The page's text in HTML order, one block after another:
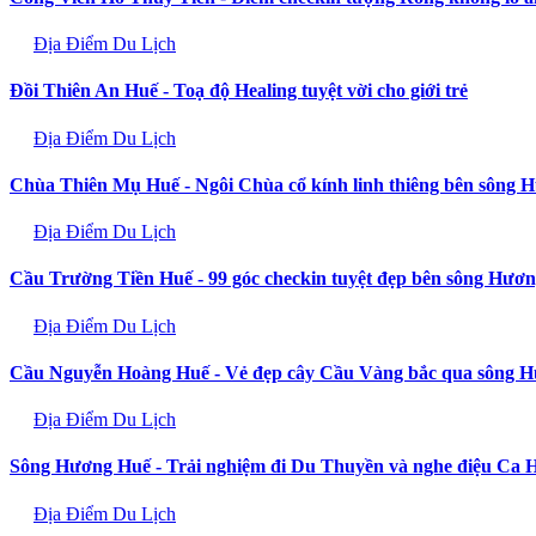
Địa Điểm Du Lịch
Đồi Thiên An Huế - Toạ độ Healing tuyệt vời cho giới trẻ
Địa Điểm Du Lịch
Chùa Thiên Mụ Huế - Ngôi Chùa cổ kính linh thiêng bên sông
Địa Điểm Du Lịch
Cầu Trường Tiền Huế - 99 góc checkin tuyệt đẹp bên sông
Địa Điểm Du Lịch
Cầu Nguyễn Hoàng Huế - Vẻ đẹp cây Cầu Vàng bắc qua sông
Địa Điểm Du Lịch
Sông Hương Huế - Trải nghiệm đi Du Thuyền và nghe điệu Ca
Địa Điểm Du Lịch